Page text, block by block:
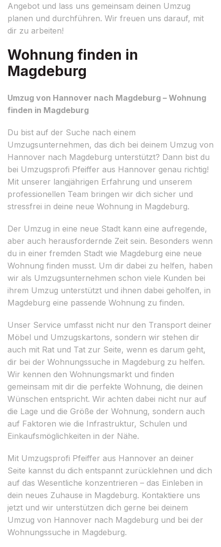
Angebot und lass uns gemeinsam deinen Umzug
planen und durchführen. Wir freuen uns darauf, mit
dir zu arbeiten!
Wohnung finden in
Magdeburg
Umzug von Hannover nach Magdeburg – Wohnung
finden in Magdeburg
Du bist auf der Suche nach einem
Umzugsunternehmen, das dich bei deinem Umzug von
Hannover nach Magdeburg unterstützt? Dann bist du
bei Umzugsprofi Pfeiffer aus Hannover genau richtig!
Mit unserer langjährigen Erfahrung und unserem
professionellen Team bringen wir dich sicher und
stressfrei in deine neue Wohnung in Magdeburg.
Der Umzug in eine neue Stadt kann eine aufregende,
aber auch herausfordernde Zeit sein. Besonders wenn
du in einer fremden Stadt wie Magdeburg eine neue
Wohnung finden musst. Um dir dabei zu helfen, haben
wir als Umzugsunternehmen schon viele Kunden bei
ihrem Umzug unterstützt und ihnen dabei geholfen, in
Magdeburg eine passende Wohnung zu finden.
Unser Service umfasst nicht nur den Transport deiner
Möbel und Umzugskartons, sondern wir stehen dir
auch mit Rat und Tat zur Seite, wenn es darum geht,
dir bei der Wohnungssuche in Magdeburg zu helfen.
Wir kennen den Wohnungsmarkt und finden
gemeinsam mit dir die perfekte Wohnung, die deinen
Wünschen entspricht. Wir achten dabei nicht nur auf
die Lage und die Größe der Wohnung, sondern auch
auf Faktoren wie die Infrastruktur, Schulen und
Einkaufsmöglichkeiten in der Nähe.
Mit Umzugsprofi Pfeiffer aus Hannover an deiner
Seite kannst du dich entspannt zurücklehnen und dich
auf das Wesentliche konzentrieren – das Einleben in
dein neues Zuhause in Magdeburg. Kontaktiere uns
jetzt und wir unterstützen dich gerne bei deinem
Umzug von Hannover nach Magdeburg und bei der
Wohnungssuche in Magdeburg.